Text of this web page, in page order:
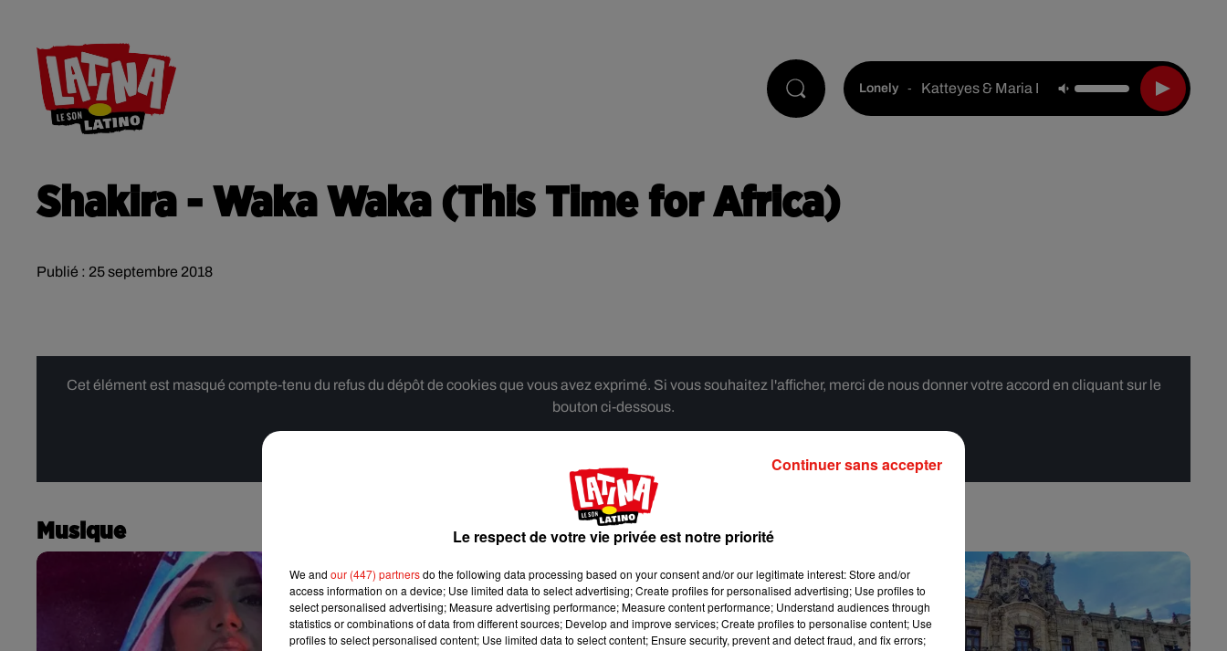
Lonely - Katteyes & Maria Becerra & Big One
Shakira - Waka Waka (This Time for Africa)
Publié : 25 septembre 2018
Cet élément est masqué compte-tenu du refus du dépôt de cookies que vous avez exprimé. Si vous souhaitez l'afficher, merci de nous donner votre accord en cliquant sur le
bouton ci-dessous.
Musique Le respect de votre vie privée est notre priorité
We and our (447) partnersdo the following data processing based on your consent and/or our legitimate interest: Store and/or
access information on a device; Use limited data to select advertising; Create profiles for personalised advertising; Use profiles to
select personalised advertising; Measure advertising performance; Measure content performance; Understand audiences through
statistics or combinations of data from different sources; Develop and improve services; Create profiles to personalise content; Use
profiles to select personalised content; Use limited data to select content; Ensure security, prevent and detect fraud, and fix errors;
Continuer sans accepter